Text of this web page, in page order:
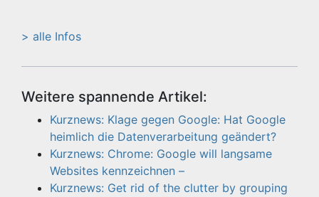
> alle Infos
Weitere spannende Artikel:
Kurznews: Klage gegen Google: Hat Google
heimlich die Datenverarbeitung geändert?
Kurznews: Chrome: Google will langsame
Websites kennzeichnen –
Kurznews: Get rid of the clutter by grouping